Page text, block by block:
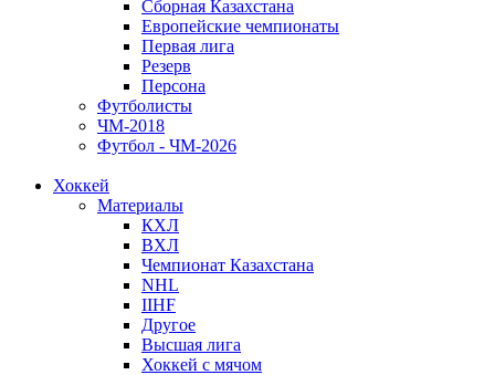
Сборная Казахстана
Европейские чемпионаты
Первая лига
Резерв
Персона
Футболисты
ЧМ-2018
Футбол - ЧМ-2026
Хоккей
Материалы
КХЛ
ВХЛ
Чемпионат Казахстана
NHL
IIHF
Другое
Высшая лига
Хоккей с мячом